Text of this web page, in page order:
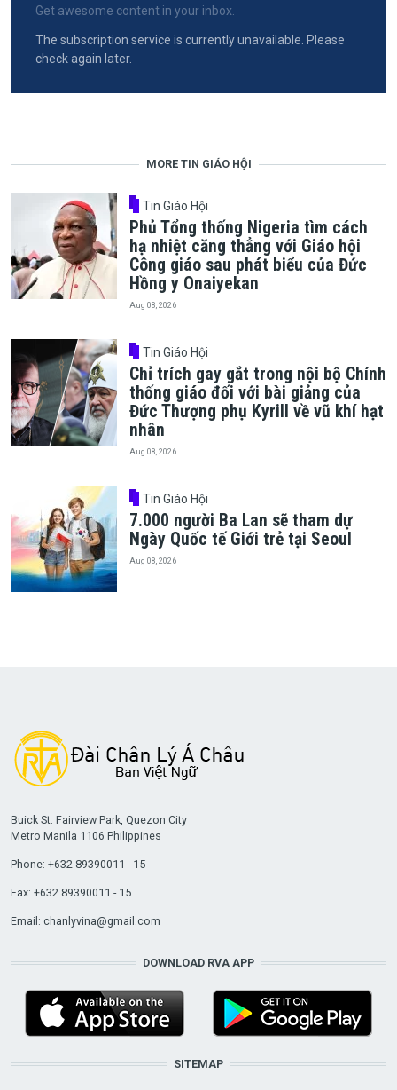
Get awesome content in your inbox.
The subscription service is currently unavailable. Please
check again later.
MORE TIN GIÁO HỘI
Tin Giáo Hội
Phủ Tổng thống Nigeria tìm cách
hạ nhiệt căng thẳng với Giáo hội
Công giáo sau phát biểu của Đức
Hồng y Onaiyekan
Aug 08, 2026
Tin Giáo Hội
Chỉ trích gay gắt trong nội bộ Chính
thống giáo đối với bài giảng của
Đức Thượng phụ Kyrill về vũ khí hạt
nhân
Aug 08, 2026
Tin Giáo Hội
7.000 người Ba Lan sẽ tham dự
Ngày Quốc tế Giới trẻ tại Seoul
Aug 08, 2026
Buick St. Fairview Park, Quezon City
Metro Manila 1106 Philippines
Phone: +632 89390011 - 15
Fax: +632 89390011 - 15
Email: chanlyvina@gmail.com
DOWNLOAD RVA APP
SITEMAP